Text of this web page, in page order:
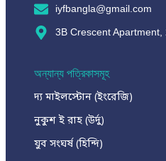
iyfbangla@gmail.com
3B Crescent
অন্যান্য পত্রিকাসমূহ
দ্য মাইলস্টোন (ইংরেজি)
নুকুশ ই রাহ (উর্দু)
যুব সংঘর্ষ (হিন্দি)